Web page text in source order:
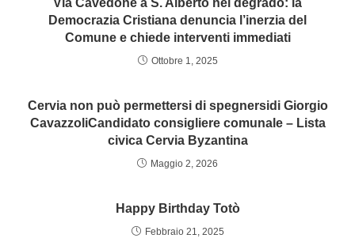
Via Cavedone a S. Alberto nel degrado: la
Democrazia Cristiana denuncia l’inerzia del
Comune e chiede interventi immediati
Ottobre 1, 2025
Cervia non può permettersi di spegnersidi Giorgio
CavazzoliCandidato consigliere comunale – Lista
civica Cervia Byzantina
Maggio 2, 2026
Happy Birthday Totò
Febbraio 21, 2025